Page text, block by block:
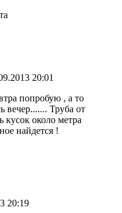
20:01
попробую , а то
вечер....... Труба от
кусок около метра
найдется !
20:19